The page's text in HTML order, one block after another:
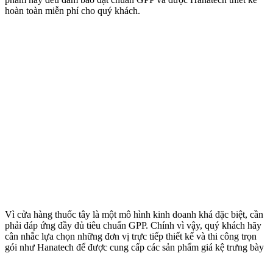
hoàn toàn miễn phí cho quý khách.
Vì cửa hàng thuốc tây là một mô hình kinh doanh khá đặc biệt, cần
phải đáp ứng đầy đủ tiêu chuẩn GPP. Chính vì vậy, quý khách hãy
cân nhắc lựa chọn những đơn vị trực tiếp thiết kế và thi công trọn
gói như Hanatech để được cung cấp các sản phẩm giá kệ trưng bày